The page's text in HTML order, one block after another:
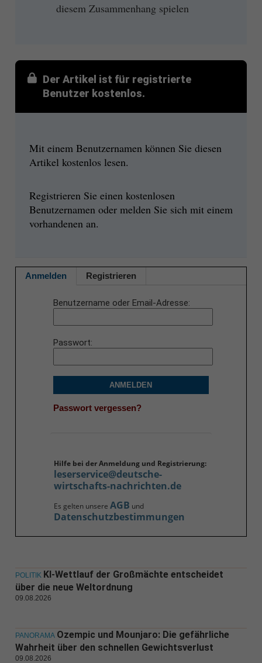
diesem Zusammenhang spielen
Der Artikel ist für registrierte
Benutzer kostenlos.
Mit einem Benutzernamen können Sie diesen
Artikel kostenlos lesen.
Registrieren Sie einen kostenlosen
Benutzernamen oder melden Sie sich mit einem
vorhandenen an.
Anmelden Registrieren
Benutzername oder Email-Adresse
Passwort
ANMELDEN
Passwort vergessen?
Hilfe bei der Anmeldung und Registrierung:
leserservice@deutsche-
wirtschafts-nachrichten.de
Es gelten unsere AGB und
Datenschutzbestimmungen
POLITIK KI-Wettlauf der Großmächte entscheidet
über die neue Weltordnung
09.08.2026
PANORAMA Ozempic und Mounjaro: Die gefährliche
Wahrheit über den schnellen Gewichtsverlust
09.08.2026